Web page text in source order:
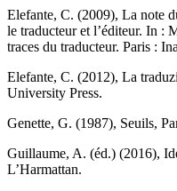
Elefante, C. (2009), La note
le traducteur et l’éditeur. In :
traces du traducteur. Paris :
Elefante, C. (2012), La
University Press.
Genette, G. (1987), Seuils,
Guillaume, A. (éd.) (2016),
L’Harmattan.